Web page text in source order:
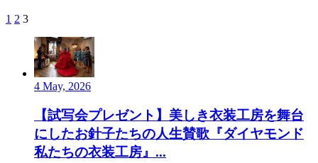
1 2 3
4 May, 2026
【試写会プレゼント】美しき衣装工房を舞台
にしたお針子たちの人生賛歌『ダイヤモンド
私たちの衣装工房』...